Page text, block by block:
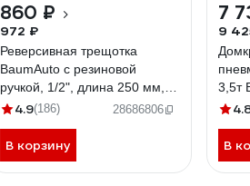
860 ₽
972 ₽
Реверсивная трещотка
BaumAuto с резиновой
ручкой, 1/2", длина 250 мм,
72 зуба BM-
4.9(186) 28686806
В корзину
7
9
3,5т
В